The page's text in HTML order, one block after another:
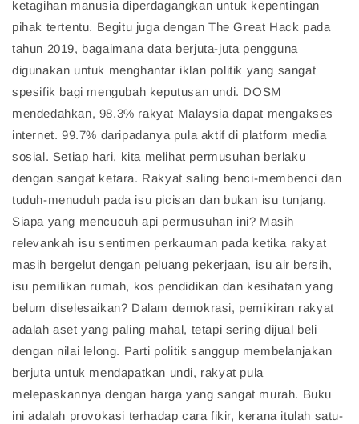
ketagihan manusia diperdagangkan untuk kepentingan
pihak tertentu. Begitu juga dengan The Great Hack pada
tahun 2019, bagaimana data berjuta-juta pengguna
digunakan untuk menghantar iklan politik yang sangat
spesifik bagi mengubah keputusan undi. DOSM
mendedahkan, 98.3% rakyat Malaysia dapat mengakses
internet. 99.7% daripadanya pula aktif di platform media
sosial. Setiap hari, kita melihat permusuhan berlaku
dengan sangat ketara. Rakyat saling benci-membenci dan
tuduh-menuduh pada isu picisan dan bukan isu tunjang.
Siapa yang mencucuh api permusuhan ini? Masih
relevankah isu sentimen perkauman pada ketika rakyat
masih bergelut dengan peluang pekerjaan, isu air bersih,
isu pemilikan rumah, kos pendidikan dan kesihatan yang
belum diselesaikan? Dalam demokrasi, pemikiran rakyat
adalah aset yang paling mahal, tetapi sering dijual beli
dengan nilai lelong. Parti politik sanggup membelanjakan
berjuta untuk mendapatkan undi, rakyat pula
melepaskannya dengan harga yang sangat murah. Buku
ini adalah provokasi terhadap cara fikir, kerana itulah satu-